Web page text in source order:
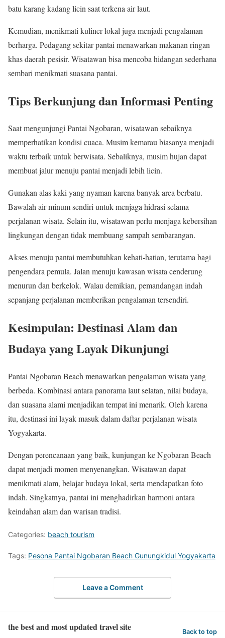
batu karang kadang licin saat terkena air laut.
Kemudian, menikmati kuliner lokal juga menjadi pengalaman
berharga. Pedagang sekitar pantai menawarkan makanan ringan
khas daerah pesisir. Wisatawan bisa mencoba hidangan sederhana
sembari menikmati suasana pantai.
Tips Berkunjung dan Informasi Penting
Saat mengunjungi Pantai Ngobaran, wisatawan sebaiknya
memperhatikan kondisi cuaca. Musim kemarau biasanya menjadi
waktu terbaik untuk berwisata. Sebaliknya, musim hujan dapat
membuat jalur menuju pantai menjadi lebih licin.
Gunakan alas kaki yang nyaman karena banyak area berbatu.
Bawalah air minum sendiri untuk menjaga hidrasi selama
perjalanan wisata. Selain itu, wisatawan perlu menjaga kebersihan
lingkungan dengan tidak membuang sampah sembarangan.
Akses menuju pantai membutuhkan kehati-hatian, terutama bagi
pengendara pemula. Jalan menuju kawasan wisata cenderung
menurun dan berkelok. Walau demikian, pemandangan indah
sepanjang perjalanan memberikan pengalaman tersendiri.
Kesimpulan: Destinasi Alam dan
Budaya yang Layak Dikunjungi
Pantai Ngobaran Beach menawarkan pengalaman wisata yang
berbeda. Kombinasi antara panorama laut selatan, nilai budaya,
dan suasana alami menjadikan tempat ini menarik. Oleh karena
itu, destinasi ini layak masuk dalam daftar perjalanan wisata
Yogyakarta.
Dengan perencanaan yang baik, kunjungan ke Ngobaran Beach
dapat menjadi momen menyenangkan. Wisatawan dapat
menikmati alam, belajar budaya lokal, serta mendapatkan foto
indah. Singkatnya, pantai ini menghadirkan harmoni antara
keindahan alam dan warisan tradisi.
Categories: beach tourism
Tags: Pesona Pantai Ngobaran Beach Gunungkidul Yogyakarta
Leave a Comment
the best and most updated travel site Back to top